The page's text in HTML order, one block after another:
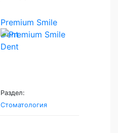
Premium Smile
Dent
Раздел:
Стоматология